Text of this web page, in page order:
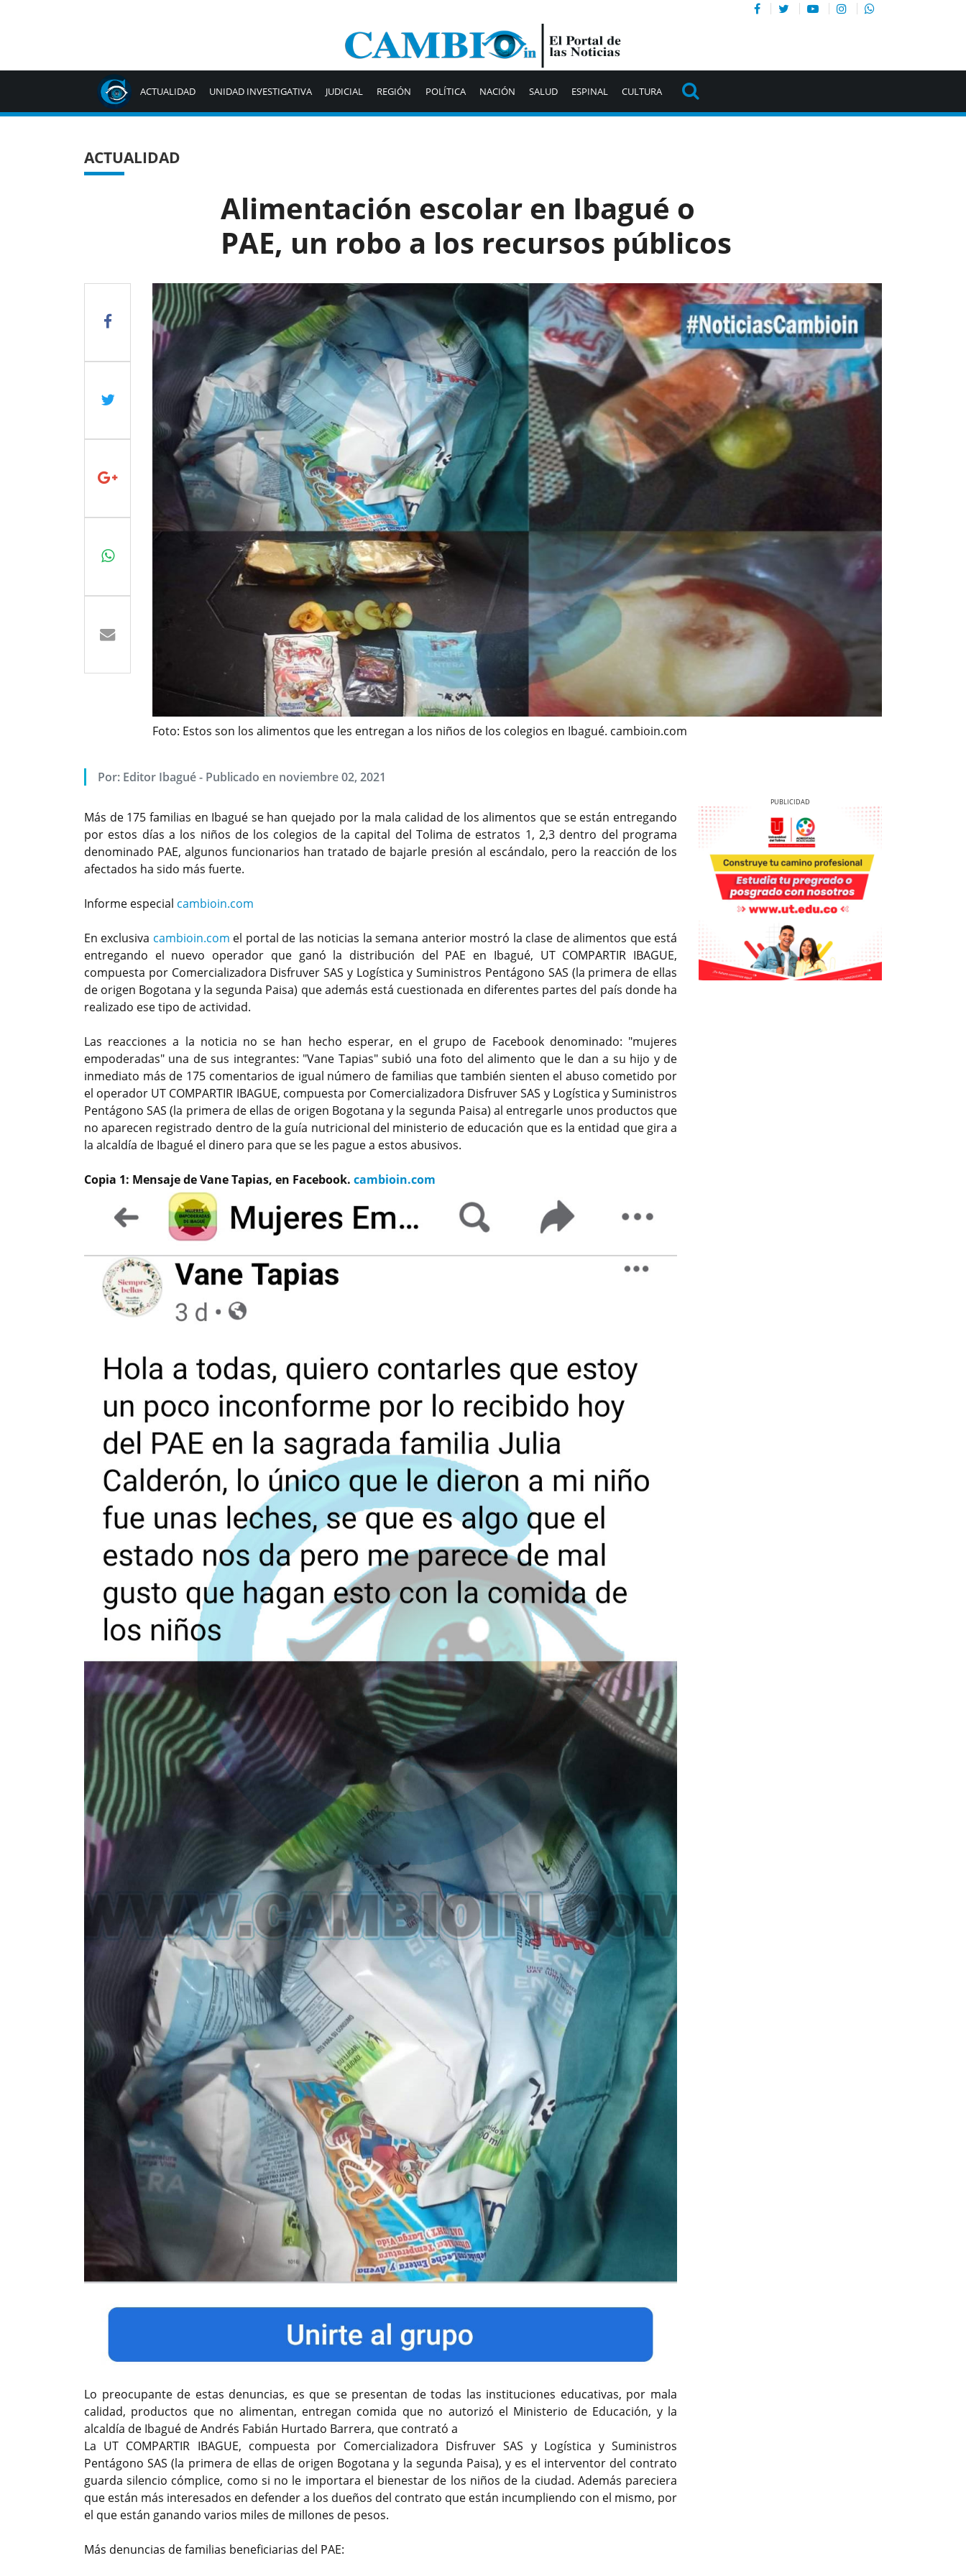
ACTUALIDAD UNIDAD INVESTIGATIVA JUDICIAL REGIÓN POLÍTICA NACIÓN SALUD ESPINAL CULTURA
ACTUALIDAD
Alimentación escolar en Ibagué o
PAE, un robo a los recursos públicos
Foto: Estos son los alimentos que les entregan a los niños de los colegios en Ibagué. cambioin.com
Por: Editor Ibagué - Publicado en noviembre 02, 2021
Más de 175 familias en Ibagué se han quejado por la mala calidad de los alimentos que se están entregando
por estos días a los niños de los colegios de la capital del Tolima de estratos 1, 2,3 dentro del programa
denominado PAE, algunos funcionarios han tratado de bajarle presión al escándalo, pero la reacción de los
afectados ha sido más fuerte.
Informe especial cambioin.com
En exclusiva cambioin.com el portal de las noticias la semana anterior mostró la clase de alimentos que está
entregando el nuevo operador que ganó la distribución del PAE en Ibagué, UT COMPARTIR IBAGUE,
compuesta por Comercializadora Disfruver SAS y Logística y Suministros Pentágono SAS (la primera de ellas
de origen Bogotana y la segunda Paisa) que además está cuestionada en diferentes partes del país donde ha
realizado ese tipo de actividad.
Las reacciones a la noticia no se han hecho esperar, en el grupo de Facebook denominado: "mujeres
empoderadas" una de sus integrantes: "Vane Tapias" subió una foto del alimento que le dan a su hijo y de
inmediato más de 175 comentarios de igual número de familias que también sienten el abuso cometido por
el operador UT COMPARTIR IBAGUE, compuesta por Comercializadora Disfruver SAS y Logística y Suministros
Pentágono SAS (la primera de ellas de origen Bogotana y la segunda Paisa) al entregarle unos productos que
no aparecen registrado dentro de la guía nutricional del ministerio de educación que es la entidad que gira a
la alcaldía de Ibagué el dinero para que se les pague a estos abusivos.
Copia 1: Mensaje de Vane Tapias, en Facebook. cambioin.com
Lo preocupante de estas denuncias, es que se presentan de todas las instituciones educativas, por mala
calidad, productos que no alimentan, entregan comida que no autorizó el Ministerio de Educación, y la
alcaldía de Ibagué de Andrés Fabián Hurtado Barrera, que contrató a
La UT COMPARTIR IBAGUE, compuesta por Comercializadora Disfruver SAS y Logística y Suministros
Pentágono SAS (la primera de ellas de origen Bogotana y la segunda Paisa), y es el interventor del contrato
guarda silencio cómplice, como si no le importara el bienestar de los niños de la ciudad. Además pareciera
que están más interesados en defender a los dueños del contrato que están incumpliendo con el mismo, por
el que están ganando varios miles de millones de pesos.
Más denuncias de familias beneficiarias del PAE:
Previous